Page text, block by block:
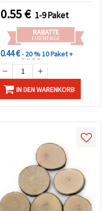
0.55€ 1-9 Paket
RABATTE
FÜR MENGE
0.44 €- 20 %10 Paket +
IN DEN WARENKORB